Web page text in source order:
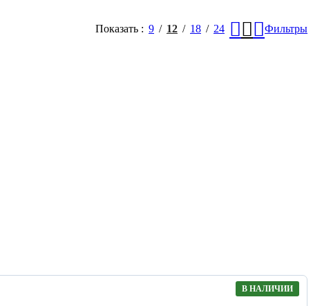
Показать 9 12 18 24 Фильтры
В НАЛИЧИИ